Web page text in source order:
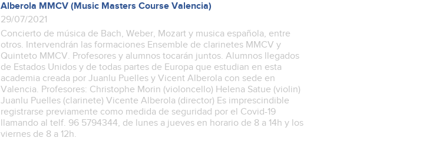
Alberola MMCV (Music Masters Course Valencia)
29/07/2021
Concierto de música de Bach, Weber, Mozart y musica española, entre
otros. Intervendrán las formaciones Ensemble de clarinetes MMCV y
Quinteto MMCV. Profesores y alumnos tocarán juntos. Alumnos llegados
de Estados Unidos y de todas partes de Europa que estudian en esta
academia creada por Juanlu Puelles y Vicent Alberola con sede en
Valencia. Profesores: Christophe Morin (violoncello) Helena Satue (violin)
Juanlu Puelles (clarinete) Vicente Alberola (director) Es imprescindible
registrarse previamente como medida de seguridad por el Covid-19
llamando al telf. 96 5794344, de lunes a jueves en horario de 8 a 14h y los
viernes de 8 a 12h.